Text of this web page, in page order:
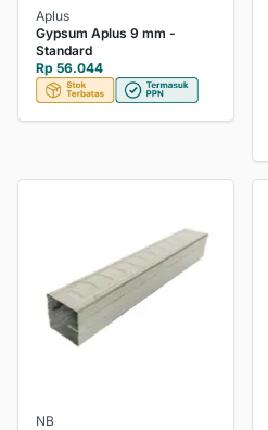
Aplus
Gypsum Aplus 9 mm -
Standard
Rp 56.044
NB